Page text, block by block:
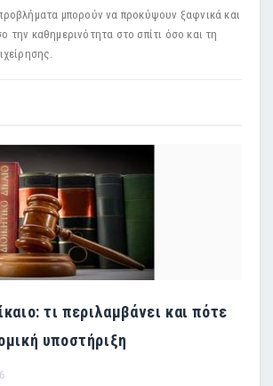
μπορούν να προκύψουν ξαφνικά και
την καθημερινότητα στο σπίτι όσο και τη
τι περιλαμβάνει και πότε
υποστήριξη